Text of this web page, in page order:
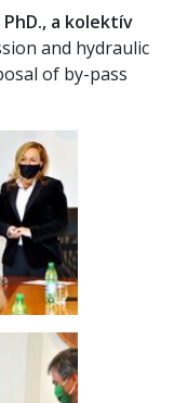
PhD., a kolektív
and hydraulic
of by-pass